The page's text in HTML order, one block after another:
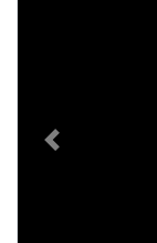
Previous